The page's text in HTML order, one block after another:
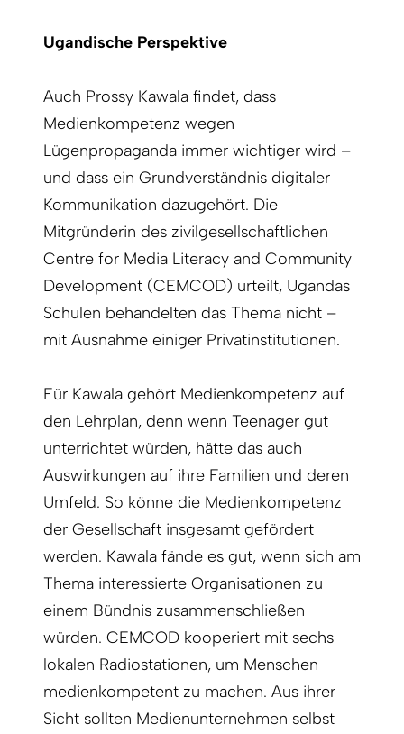
Ugandische Perspektive
Auch Prossy Kawala findet, dass
Medienkompetenz wegen
Lügenpropaganda immer wichtiger wird –
und dass ein Grundverständnis digitaler
Kommunikation dazugehört. Die
Mitgründerin des zivilgesellschaftlichen
Centre for Media Literacy and Community
Development (CEMCOD) urteilt, Ugandas
Schulen behandelten das Thema nicht –
mit Ausnahme einiger Privatinstitutionen.
Für Kawala gehört Medienkompetenz auf
den Lehrplan, denn wenn Teenager gut
unterrichtet würden, hätte das auch
Auswirkungen auf ihre Familien und deren
Umfeld. So könne die Medienkompetenz
der Gesellschaft insgesamt gefördert
werden. Kawala fände es gut, wenn sich am
Thema interessierte Organisationen zu
einem Bündnis zusammenschließen
würden. CEMCOD kooperiert mit sechs
lokalen Radiostationen, um Menschen
medienkompetent zu machen. Aus ihrer
Sicht sollten Medienunternehmen selbst